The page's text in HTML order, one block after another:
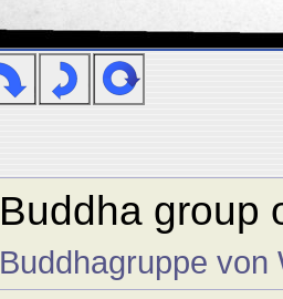
Buddha group
Buddhagruppe von